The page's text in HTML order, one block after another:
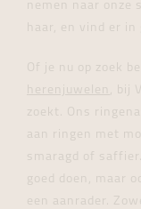
nemen naar onze
haar, en vind er
Of je nu op zoek
herenjuwelen , bij
zoekt. Ons
aan ringen met
smaragd of
goed doen, maar
een aanrader.